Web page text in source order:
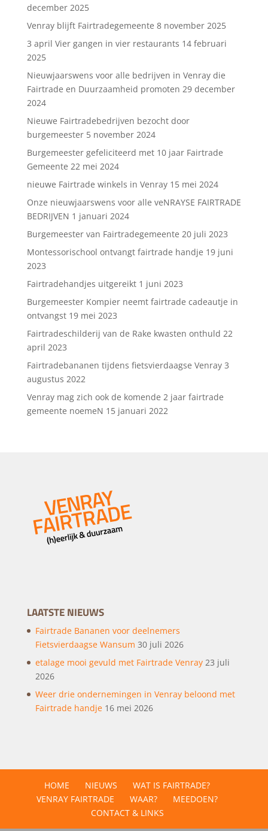
december 2025
Venray blijft Fairtradegemeente 8 november 2025
3 april Vier gangen in vier restaurants 14 februari
2025
Nieuwjaarswens voor alle bedrijven in Venray die
Fairtrade en Duurzaamheid promoten 29 december
2024
Nieuwe Fairtradebedrijven bezocht door
burgemeester 5 november 2024
Burgemeester gefeliciteerd met 10 jaar Fairtrade
Gemeente 22 mei 2024
nieuwe Fairtrade winkels in Venray 15 mei 2024
Onze nieuwjaarswens voor alle veNRAYSE FAIRTRADE
BEDRIJVEN 1 januari 2024
Burgemeester van Fairtradegemeente 20 juli 2023
Montessorischool ontvangt fairtrade handje 19 juni
2023
Fairtradehandjes uitgereikt 1 juni 2023
Burgemeester Kompier neemt fairtrade cadeautje in
ontvangst 19 mei 2023
Fairtradeschilderij van de Rake kwasten onthuld 22
april 2023
Fairtradebananen tijdens fietsvierdaagse Venray 3
augustus 2022
Venray mag zich ook de komende 2 jaar fairtrade
gemeente noemeN 15 januari 2022
LAATSTE NIEUWS
Fairtrade Bananen voor deelnemers
Fietsvierdaagse Wansum 30 juli 2026
etalage mooi gevuld met Fairtrade Venray 23 juli
2026
Weer drie ondernemingen in Venray beloond met
Fairtrade handje 16 mei 2026
HOME NIEUWS
WAT IS FAIRTRADE?
VENRAY FAIRTRADE
WAAR?
MEEDOEN?
CONTACT & LINKS